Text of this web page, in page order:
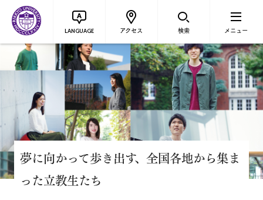
LANGUAGE アクセス 検索 メニュー
夢に向かって歩き出す、全国各地から集ま
った立教生たち